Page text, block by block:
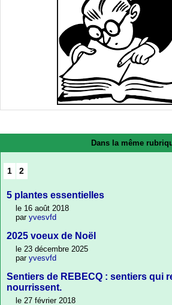
Dans la même
1 2
5 plantes essentielles
le 16 août 2018
par yvesvfd
2025 voeux de Noël
le 23 décembre 2025
par yvesvfd
Sentiers de REBECQ : sentiers qui
nourrissent.
le 27 février 2018